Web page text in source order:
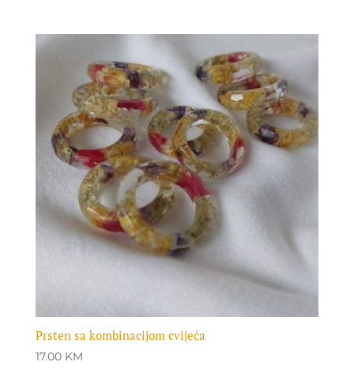
Prsten sa kombinacijom cvijeća
17.00 KM